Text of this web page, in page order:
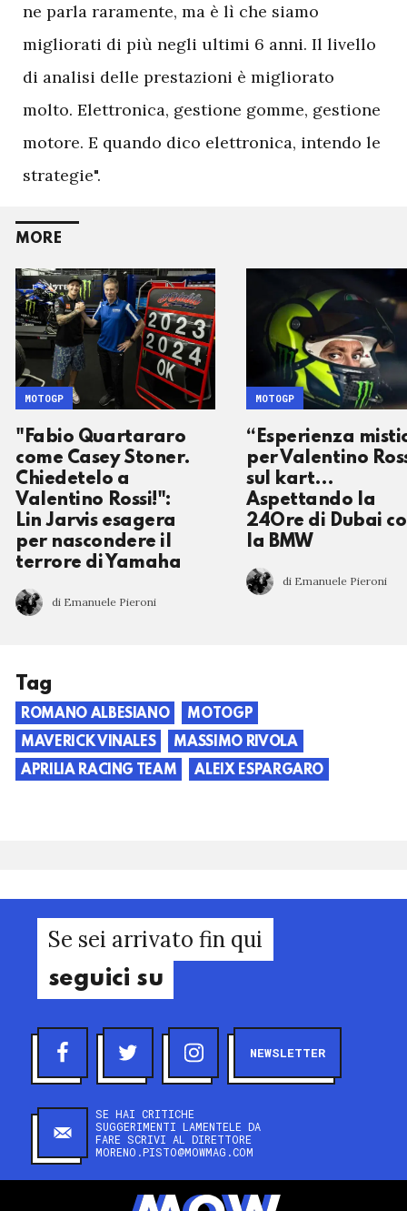
ne parla raramente, ma è lì che siamo
migliorati di più negli ultimi 6 anni. Il livello
di analisi delle prestazioni è migliorato
molto. Elettronica, gestione gomme, gestione
motore. E quando dico elettronica, intendo le
strategie".
MORE
"Fabio Quartararo
come Casey Stoner.
Chiedetelo a
Valentino Rossi!":
Lin Jarvis esagera
per nascondere il
terrore di Yamaha
di Emanuele Pieroni
MOTOGP
“Esperienza
per Valentino
sul kart…
Aspettando la
24Ore di Dubai
la BMW
di Emanuele Pieroni
MOTOGP
Tag
ROMANO ALBESIANO
MOTOGP
MAVERICK VINALES
MASSIMO RIVOLA
APRILIA RACING TEAM
ALEIX ESPARGARO
Se sei arrivato fin qui
seguici su
NEWSLETTER
SE HAI CRITICHE
SUGGERIMENTI LAMENTELE DA
FARE SCRIVI AL DIRETTORE
MORENO.PISTO@MOWMAG.COM